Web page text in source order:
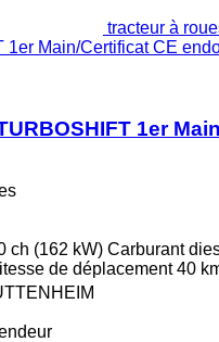
tracteur à
1er Main/Certificat CE
1er
ch (162 kW) Carburant
de déplacement 40